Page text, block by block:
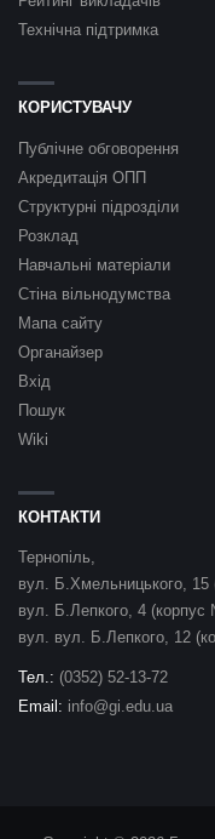
Технічна підтримка
КОРИСТУВАЧУ
Публічне обговорення
Акредитація ОПП
Структурні підрозділи
Розклад
Навчальні матеріали
Стіна вільнодумства
Мапа сайту
Органайзер
Вхід
Пошук
Wiki
КОНТАКТИ
Тернопіль,
вул. Б.Хмельницького,
вул. Б.Лепкого, 4
вул. вул. Б.Лепкого, 12
Тел.: (0352) 52-13-72
Email: info@gi.edu.ua